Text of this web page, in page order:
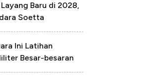
Baru di 2028,
Soetta
Ini Latihan
Besar-besaran